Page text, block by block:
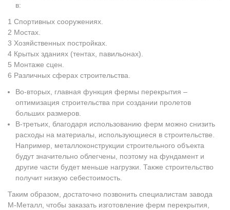
в:
Спортивных сооружениях.
Мостах.
Хозяйственных постройках.
Крытых зданиях (тентах, павильонах).
Монтаже сцен.
Различных сферах строительства.
Во-вторых, главная функция фермы перекрытия –
оптимизация строительства при создании пролетов
больших размеров.
В-третьих, благодаря использованию ферм можно снизить
расходы на материалы, использующиеся в строительстве.
Например, металлоконструкции строительного объекта
будут значительно облегчены, поэтому на фундамент и
другие части будет меньше нагрузки. Также строительство
получит низкую себестоимость.
Таким образом, достаточно позвонить специалистам завода
М-Металл, чтобы заказать изготовление ферм перекрытия,